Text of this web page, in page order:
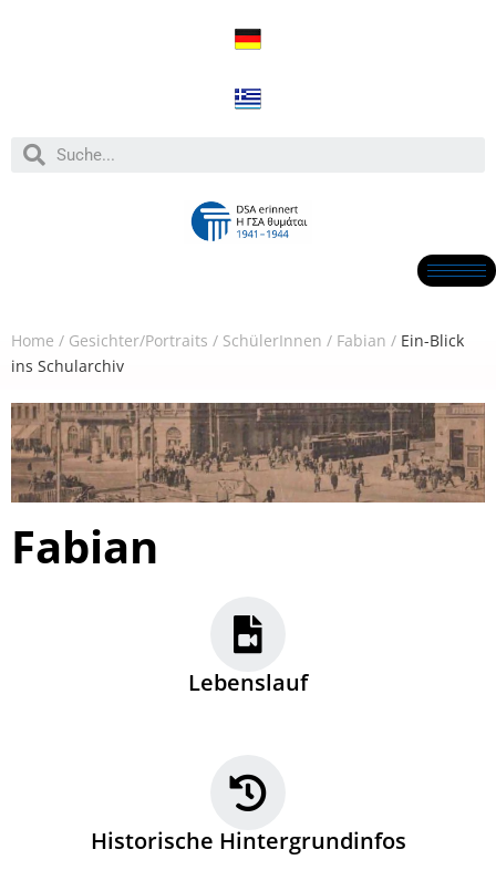
Home / Gesichter/Portraits / SchülerInnen / Fabian / Ein-Blick
ins Schularchiv
Fabian
Lebenslauf
Historische Hintergrundinfos